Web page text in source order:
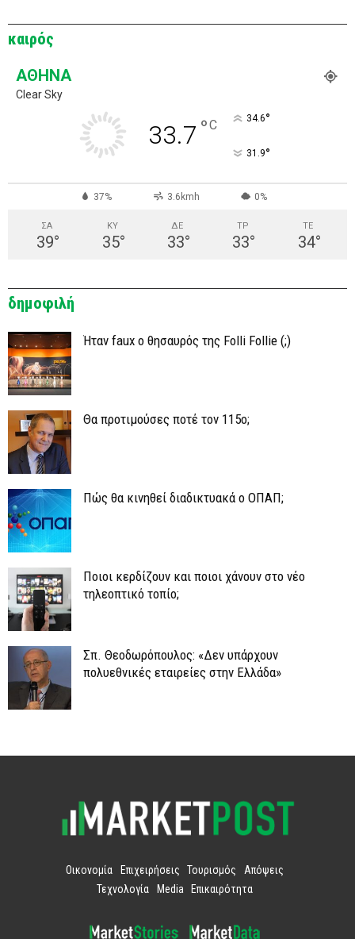
καιρός
ΑΘΉΝΑ
Clear Sky
33.7 °C 34.6°
31.9°
37% 3.6kmh 0%
ΣΑ
39°
ΚΥ
35°
ΔΕ
33°
ΤΡ
33°
ΤΕ
34°
δημοφιλή
Ήταν faux ο θησαυρός της Folli Follie (;)
Θα προτιμούσες ποτέ τον 115ο;
Πώς θα κινηθεί διαδικτυακά ο ΟΠΑΠ;
Ποιοι κερδίζουν και ποιοι χάνουν στο νέο
τηλεοπτικό τοπίο;
Σπ. Θεοδωρόπουλος: «Δεν υπάρχουν
πολυεθνικές εταιρείες στην Ελλάδα»
Οικονομία Επιχειρήσεις Τουρισμός
Απόψεις
Τεχνολογία
Media Επικαιρότητα